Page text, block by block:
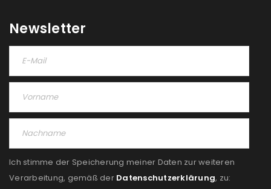
Newsletter
Ich stimme der Speicherung meiner Daten zur weiteren
Verarbeitung, gemäß der Datenschutzerklärung, zu: